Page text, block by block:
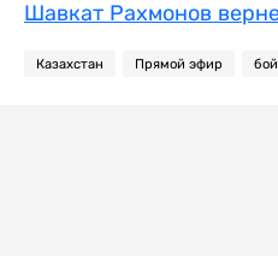
Шавкат Рахмонов
Казахстан Прямой эфир бой